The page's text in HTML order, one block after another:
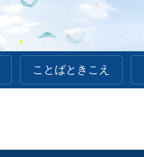
ことばときこえ